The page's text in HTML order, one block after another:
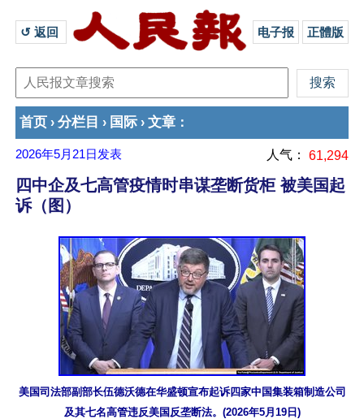
↺ 返回 电子报 正體版
首页 › 分栏目 › 国际 › 文章 ：
2026年5月21日 发表 人气： 61,294
四中企及七高管疫情时串谋垄断货柜 被美国起
诉（图）
美国司法部副部长伍德沃德在华盛顿宣布起诉四家中国集装箱制造公司
及其七名高管违反美国反垄断法。(2026年5月19日)